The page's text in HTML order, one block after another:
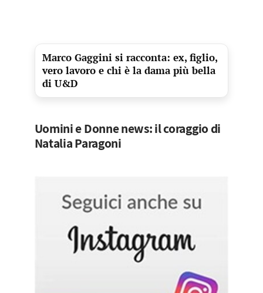
Marco Gaggini si racconta: ex, figlio,
vero lavoro e chi è la dama più bella
di U&D
Uomini e Donne news: il coraggio di
Natalia Paragoni